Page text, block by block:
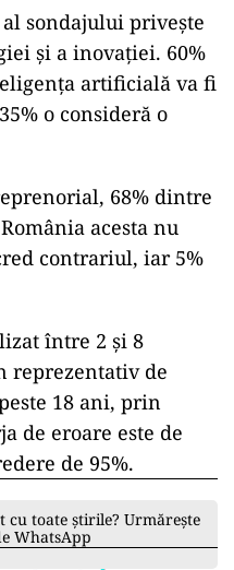
sondajului privește
și a inovației. 60%
artificială va fi
o consideră o
68% dintre
acesta nu
contrariul, iar 5%
între 2 și 8
reprezentativ de
18 ani, prin
de eroare este de
de 95%.
cu toate știrile? Urmărește
WhatsApp